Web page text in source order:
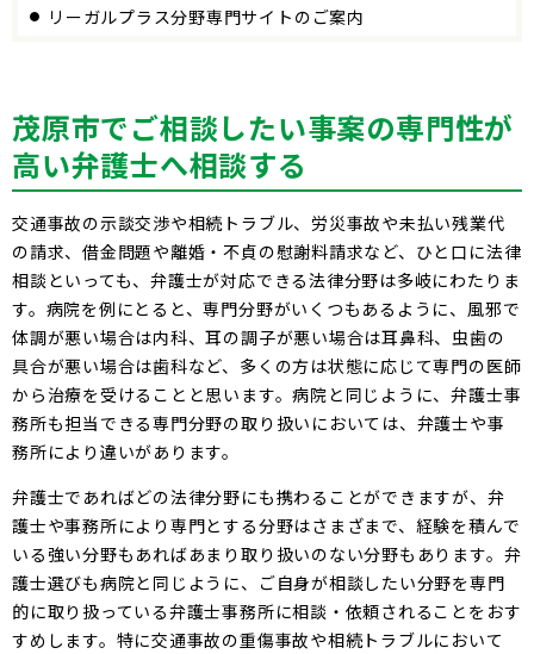
リーガルプラス分野専門サイトのご案内
茂原市でご相談したい事案の専門性が
高い弁護士へ相談する
交通事故の示談交渉や相続トラブル、労災事故や未払い残業代
の請求、借金問題や離婚・不貞の慰謝料請求など、ひと口に法律
相談といっても、弁護士が対応できる法律分野は多岐にわたりま
す。病院を例にとると、専門分野がいくつもあるように、風邪で
体調が悪い場合は内科、耳の調子が悪い場合は耳鼻科、虫歯の
具合が悪い場合は歯科など、多くの方は状態に応じて専門の医師
から治療を受けることと思います。病院と同じように、弁護士事
務所も担当できる専門分野の取り扱いにおいては、弁護士や事
務所により違いがあります。
弁護士であればどの法律分野にも携わることができますが、弁
護士や事務所により専門とする分野はさまざまで、経験を積んで
いる強い分野もあればあまり取り扱いのない分野もあります。弁
護士選びも病院と同じように、ご自身が相談したい分野を専門
的に取り扱っている弁護士事務所に相談・依頼されることをおす
すめします。特に交通事故の重傷事故や相続トラブルにおいて